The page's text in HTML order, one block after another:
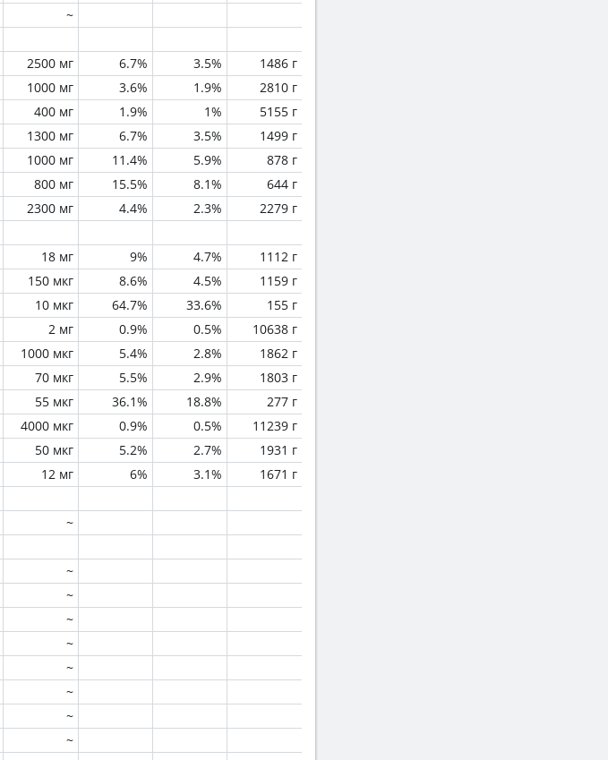
~
2500 мг 6.7% 3.5%
1486 г
1000 мг 3.6% 1.9%
2810 г
400 мг 1.9% 1%
5155 г
1300 мг 6.7% 3.5%
1499 г
1000 мг 11.4% 5.9%
878 г
800 мг 15.5% 8.1%
644 г
2300 мг 4.4% 2.3% 2279 г
18 мг 9% 4.7%
1112 г
150 мкг 8.6% 4.5%
1159 г
10 мкг 64.7% 33.6%
155 г
2 мг 0.9% 0.5%
10638 г
1000 мкг 5.4% 2.8%
1862 г
70 мкг 5.5% 2.9%
1803 г
55 мкг 36.1% 18.8%
277 г
4000 мкг 0.9% 0.5%
11239 г
50 мкг 5.2% 2.7%
1931 г
12 мг 6% 3.1% 1671 г
~
~
~
~
~
~
~
~
~